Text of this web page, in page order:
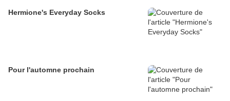
Hermione's Everyday Socks
Pour l'automne prochain